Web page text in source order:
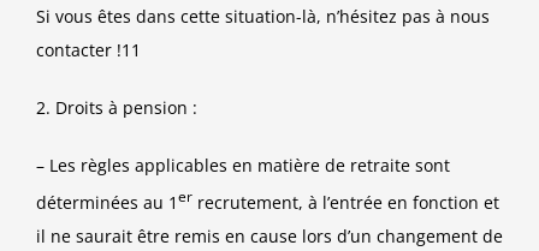
Si vous êtes dans cette situation-là, n’hésitez pas à nous
contacter !11
2. Droits à pension :
– Les règles applicables en matière de retraite sont
déterminées au 1 er recrutement, à l’entrée en fonction et
il ne saurait être remis en cause lors d’un changement de